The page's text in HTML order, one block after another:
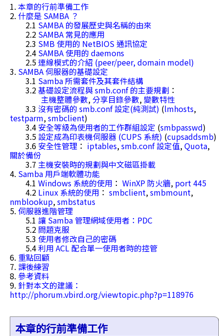
1. 本章的行前準備工作
2. 什麼是 SAMBA ？
2.1 SAMBA 的發展歷史與名稱的由來
2.2 SAMBA 常見的應用
2.3 SMB 使用的 NetBIOS 通訊協定
2.4 SAMBA 使用的 daemons
2.5連線模式的介紹 (peer/peer, domain model)
3. SAMBA 伺服器的基礎設定
3.1 Samba 所需套件及其套件結構
3.2基礎設定流程與 smb.conf 的主要規劃 ：
主機整體參數,分享目錄參數,變數特性
3.3 沒有密碼的 smb.conf 設定(純測試) (lmhosts,
testparm,smbclient)
3.4 安全等級為使用者的工作群組設定 (smbpasswd)
3.5 設定成為印表機伺服器 (CUPS 系統) (cupsaddsmb)
3.6 安全性管理 ： iptables,smb.conf 設定值,Quota,
關於備份
3.7 主機安裝時的規劃與中文磁區掛載
4. Samba 用戶端軟體功能
4.1 Windows 系統的使用 ： WinXP 防火牆, port 445
4.2 Linux 系統的使用 ： smbclient,smbmount,
nmblookup,smbstatus
5. 伺服器進階管理
5.1 讓 Samba 管理網域使用者：PDC
5.2 問題克服
5.3 使用者修改自己的密碼
5.4利用 ACL 配合單一使用者時的控管
6. 重點回顧
7. 課後練習
8. 參考資料
9. 針對本文的建議：
http://phorum.vbird.org/viewtopic.php?p=118976
本章的行前準備工作